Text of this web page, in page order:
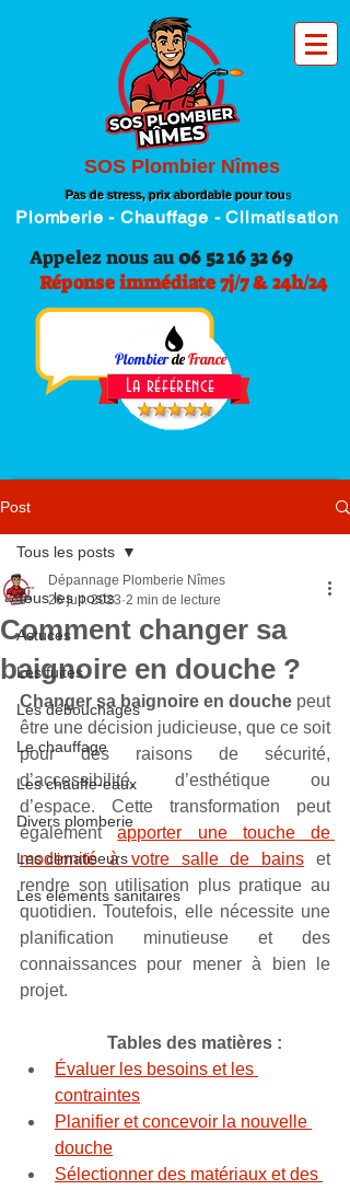
SOS Plombier Nîmes
Pas de stress, prix abordable pour tous
Plomberie - Chauffage - Climatisation
Appelez nous au06 52 16 32 69
Réponse immédiate 7j/7 & 24h/24
PlombierdeFrance
La référence
Post
Tous les posts
Astuces
Les fuites
Les débouchages
Le chauffage
Les chauffe-eaux
Divers plomberie
Les climatiseurs
Les éléments sanitaires
Tous les posts
Comment changer sa
baignoire en douche ?
Dépannage Plomberie Nîmes
26 juil. 2023 2 min de lecture
Changer sa baignoire en douche peut
être une décision judicieuse, que ce soit
pour des raisons de sécurité,
d’accessibilité, d’esthétique ou
d’espace. Cette transformation peut
également apporter une touche de
modernité à votre salle de bains et
rendre son utilisation plus pratique au
quotidien. Toutefois, elle nécessite une
planification minutieuse et des
connaissances pour mener à bien le
projet.
Tables des matières :
Évaluer les besoins et les
contraintes
Planifier et concevoir la nouvelle
douche
Sélectionner des matériaux et des